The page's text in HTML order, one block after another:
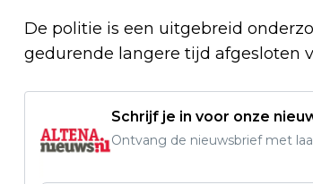
De politie is een uitgebreid
gedurende langere tijd afgesloten
Schrijf je in voor onze
Ontvang de nieuwsbrief met